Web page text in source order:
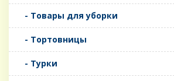
- Товары для уборки
- Тортовницы
- Турки